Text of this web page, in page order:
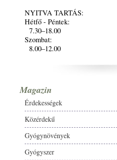
NYITVA TARTÁS:
Hétfő - Péntek:
7.30–18.00
Szombat:
8.00–12.00
Magazin
Érdekességek
Közérdekű
Gyógynövények
Gyógyszer